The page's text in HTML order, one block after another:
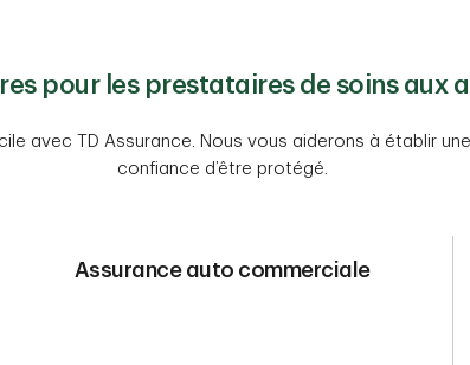
pour les prestataires de soins aux
avec TD Assurance. Nous vous aiderons à établir
confiance d’être protégé.
Assurance auto commerciale